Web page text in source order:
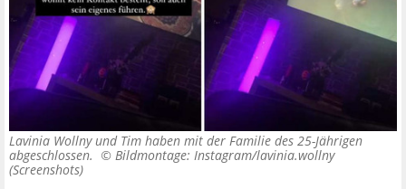
Lavinia Wollny und Tim haben mit der Familie des 25-Jährigen
abgeschlossen. © Bildmontage: Instagram/lavinia.wollny
(Screenshots)